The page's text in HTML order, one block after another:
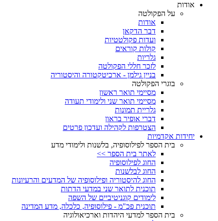
אודות
על הפקולטה
אודות
דבר הדקאן
ועדות פקולטטיות
קולות קוראים
גלריות
לזכר חללי הפקולטה
בניין גילמן - ארכיטקטורה והיסטוריה
בוגרי הפקולטה
מסיימי תואר ראשון
מסיימי תואר שני ולימודי תעודה
גלריית תמונות
דברי אופיר בראון
הצטרפות לקהילה ועדכון פרטים
יחידות אקדמיות
בית הספר לפילוסופיה, בלשנות ולימודי מדע
לאתר בית הספר >>
החוג לפילוסופיה
החוג לבלשנות
החוג להיסטוריה ופילוסופיה של המדעים והרעיונות
תוכנית לתואר שני במדעי הדתות
לימודים קוגניטיביים של השפה
תוכנית פכ"מ - פילוסופיה, כלכלה, מדע המדינה
בית הספר למדעי היהדות וארכיאולוגיה